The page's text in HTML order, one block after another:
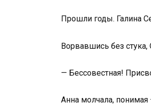
Прошли годы. Галина
Ворвавшись без стука,
— Бессовестная!
Анна молчала,